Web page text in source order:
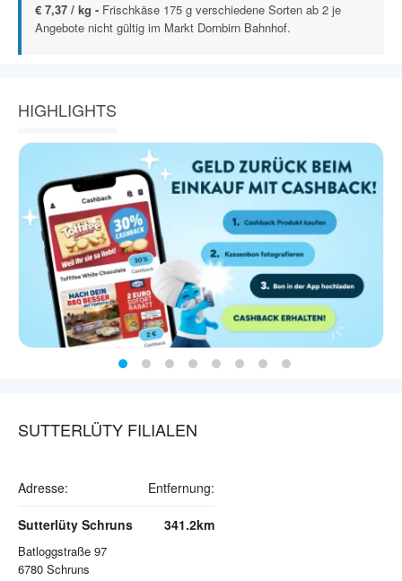
€ 7,37 / kg - Frischkäse 175 g verschiedene Sorten ab 2 je
Angebote nicht gültig im Markt Dornbirn Bahnhof.
HIGHLIGHTS
SUTTERLÜTY FILIALEN
Adresse: Entfernung:
Sutterlüty Schruns
Batloggstraße 97
6780 Schruns
341.2km